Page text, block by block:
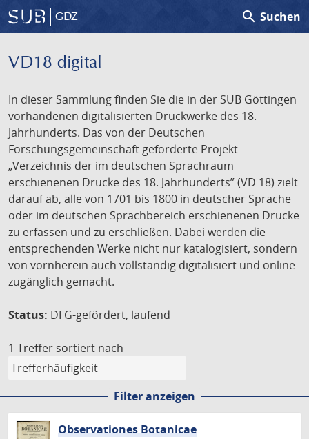
GDZ search Suchen
VD18 digital
In dieser Sammlung finden Sie die in der SUB Göttingen
vorhandenen digitalisierten Druckwerke des 18.
Jahrhunderts. Das von der Deutschen
Forschungsgemeinschaft geförderte Projekt
„Verzeichnis der im deutschen Sprachraum
erschienenen Drucke des 18. Jahrhunderts” (VD 18) zielt
darauf ab, alle von 1701 bis 1800 in deutscher Sprache
oder im deutschen Sprachbereich erschienenen Drucke
zu erfassen und zu erschließen. Dabei werden die
entsprechenden Werke nicht nur katalogisiert, sondern
von vornherein auch vollständig digitalisiert und online
zugänglich gemacht.
Status: DFG-gefördert, laufend
1 Treffer sortiert nach
Filter anzeigen
Observationes Botanicae